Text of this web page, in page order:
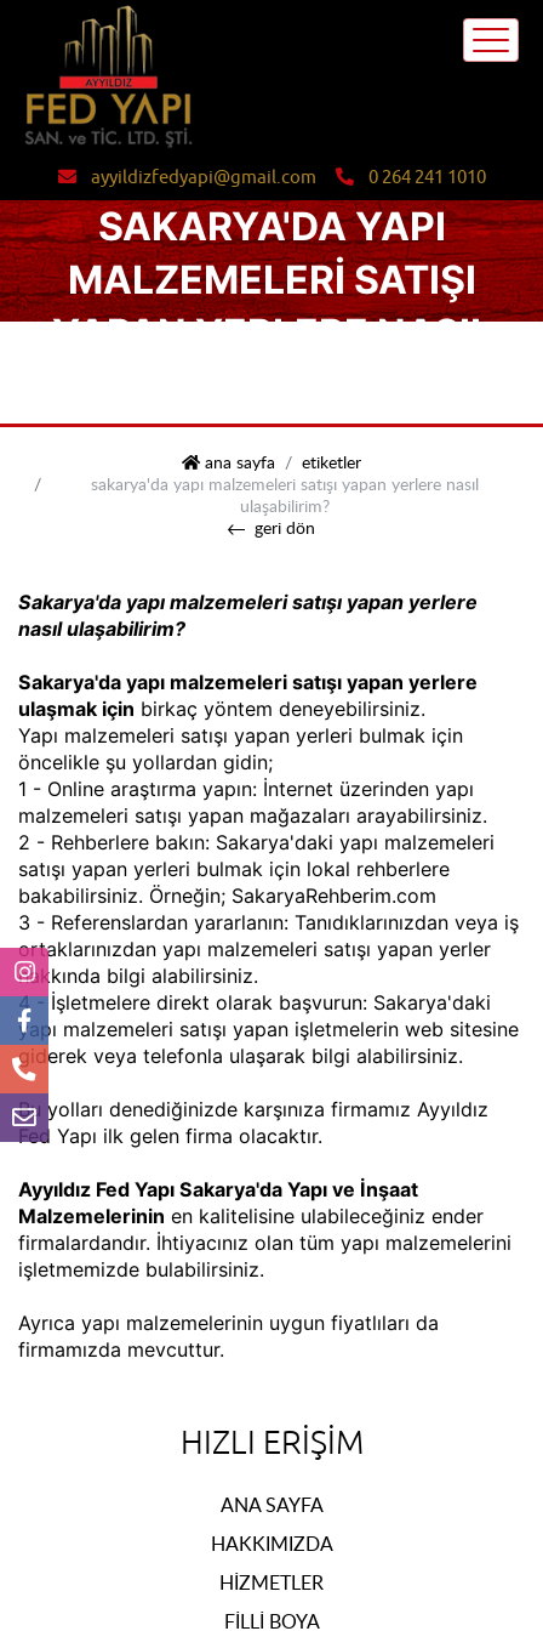
ayyildizfedyapi@gmail.com 0 264 241 1010
SAKARYA'DA YAPI
MALZEMELERI SATIŞI
YAPAN YERLERE NASIL
ana sayfa ayyıldız fed yapı
etiketler
sakarya'da yapı malzemeleri satışı yapan yerlere nasıl
ulaşabilirim?
geri dön
HIZLI ERIŞIM
ANA SAYFA
HAKKIMIZDA
HIZMETLER
FILLI BOYA
Sakarya'da yapı malzemeleri satışı yapan yerlere
nasıl ulaşabilirim?
Sakarya'da yapı malzemeleri satışı yapan yerlere
ulaşmak için birkaç yöntem deneyebilirsiniz.
Yapı malzemeleri satışı yapan yerleri bulmak için
öncelikle şu yollardan gidin;
1 - Online araştırma yapın: İnternet üzerinden yapı
malzemeleri satışı yapan mağazaları arayabilirsiniz.
2 - Rehberlere bakın: Sakarya'daki yapı malzemeleri
satışı yapan yerleri bulmak için lokal rehberlere
bakabilirsiniz. Örneğin; SakaryaRehberim.com
3 - Referenslardan yararlanın: Tanıdıklarınızdan veya iş
ortaklarınızdan yapı malzemeleri satışı yapan yerler
hakkında bilgi alabilirsiniz.
4 - İşletmelere direkt olarak başvurun: Sakarya'daki
yapı malzemeleri satışı yapan işletmelerin web sitesine
giderek veya telefonla ulaşarak bilgi alabilirsiniz.
Bu yolları denediğinizde karşınıza firmamız Ayyıldız
Fed Yapı ilk gelen firma olacaktır.
Ayyıldız Fed Yapı Sakarya'da Yapı ve İnşaat
Malzemelerinin en kalitelisine ulabileceğiniz ender
firmalardandır. İhtiyacınız olan tüm yapı malzemelerini
işletmemizde bulabilirsiniz.
Ayrıca yapı malzemelerinin uygun fiyatlıları da
firmamızda mevcuttur.